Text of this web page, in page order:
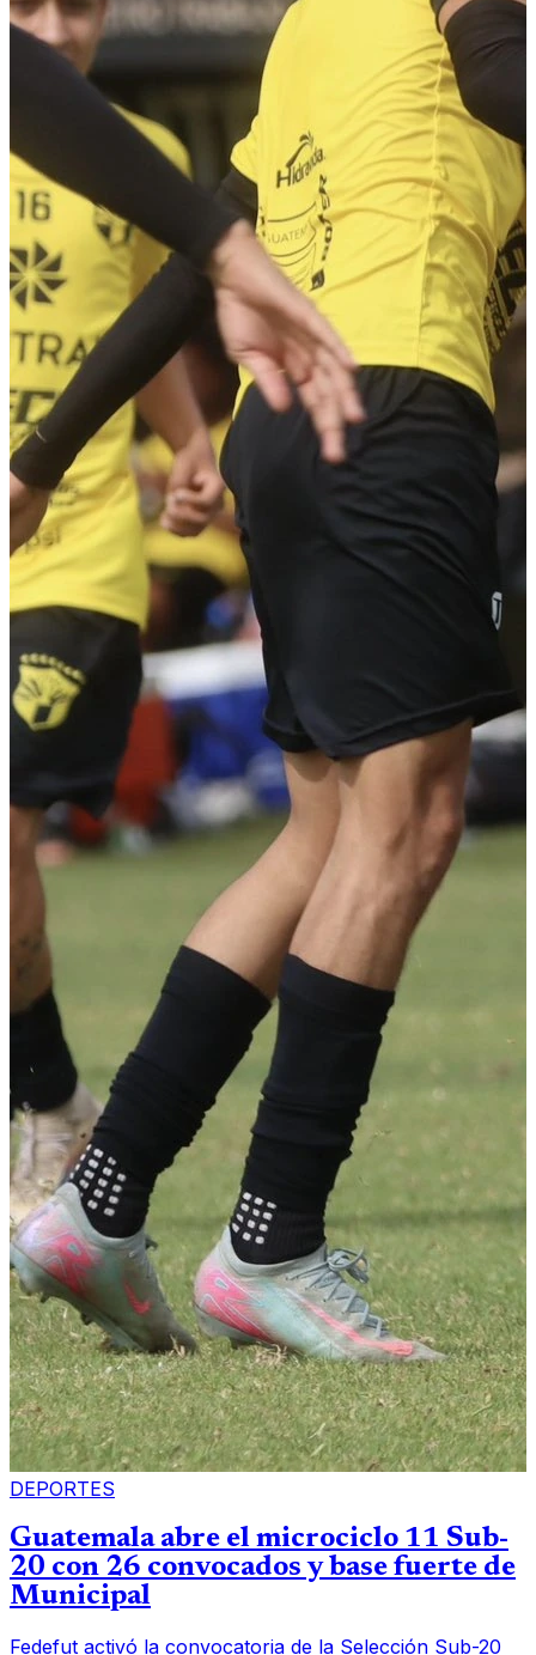
DEPORTES
Guatemala abre el microciclo 11 Sub-
20 con 26 convocados y base fuerte de
Municipal
Fedefut activó la convocatoria de la Selección Sub-20